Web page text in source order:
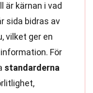
är kärnan i vad
sida bidras av
vilket ger en
För
standarderna